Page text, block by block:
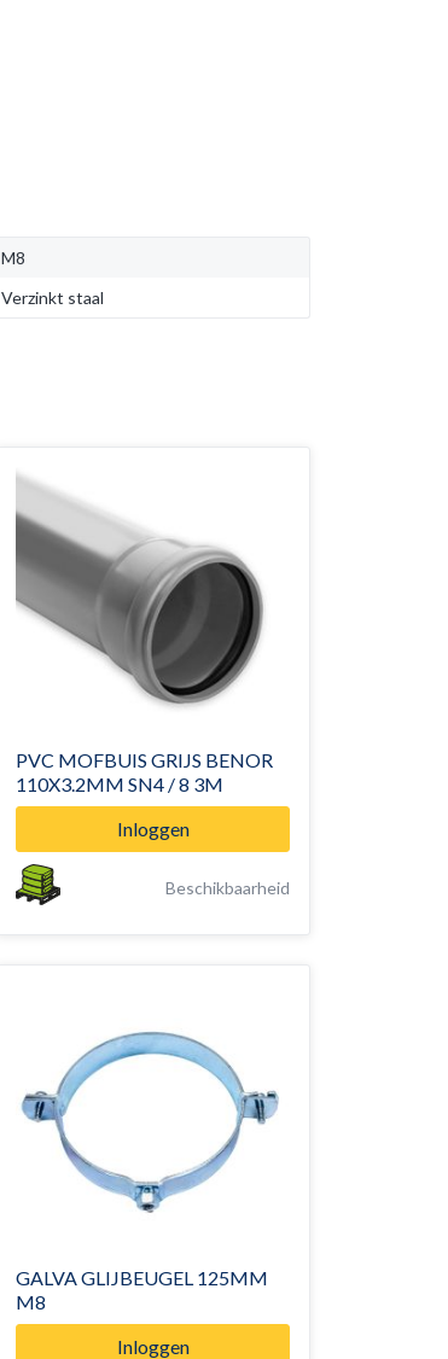
M8
Verzinkt staal
PVC MOFBUIS GRIJS BENOR
110X3.2MM SN4 / 8 3M
Inloggen
Beschikbaarheid
GALVA GLIJBEUGEL 125MM
M8
Inloggen